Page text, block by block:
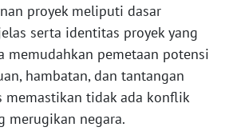
proyek meliputi dasar
serta identitas proyek yang
memudahkan pemetaan potensi
hambatan, dan tantangan
memastikan tidak ada konflik
merugikan negara.